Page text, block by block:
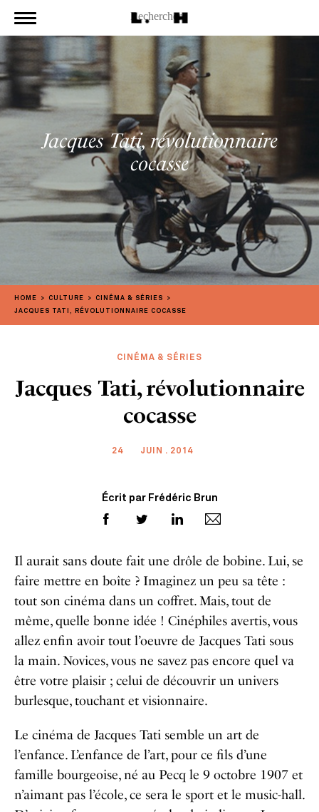
Jacques Tati, révolutionnaire
cocasse
HOME CULTURE
CINÉMA & SÉRIES
JACQUES TATI, RÉVOLUTIONNAIRE COCASSE
CINÉMA & SÉRIES
Jacques Tati, révolutionnaire
cocasse
24 JUIN . 2014
Écrit par Frédéric Brun
Il aurait sans doute fait une drôle de bobine. Lui, se
faire mettre en boîte ? Imaginez un peu sa tête :
tout son cinéma dans un coffret. Mais, tout de
même, quelle bonne idée ! Cinéphiles avertis, vous
allez enfin avoir tout l’oeuvre de Jacques Tati sous
la main. Novices, vous ne savez pas encore quel va
être votre plaisir ; celui de découvrir un univers
burlesque, touchant et visionnaire.
Le cinéma de Jacques Tati semble un art de
l’enfance. L’enfance de l’art, pour ce fils d’une
famille bourgeoise, né au Pecq le 9 octobre 1907 et
n’aimant pas l’école, ce sera le sport et le music-hall.